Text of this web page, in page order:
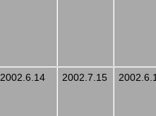
2002.6.14 2002.7.15